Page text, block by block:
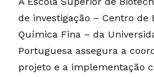
de investigação – Centro de
Química Fina – da
Portuguesa assegura a
projeto e a implementação